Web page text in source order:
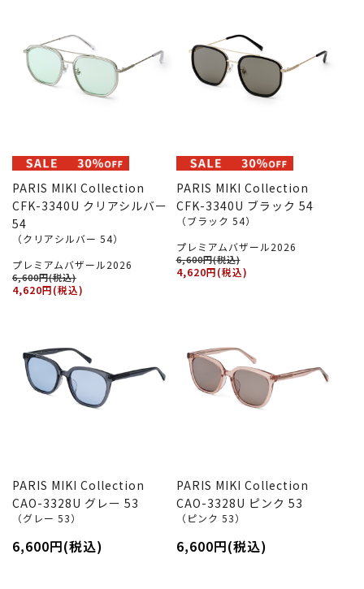
PARIS MIKI Collection
CFK-3340U クリアシルバー
54
（クリアシルバー 54）
プレミアムバザール2026
6,600円(税込)
4,620円(税込)
PARIS MIKI Collection
CFK-3340U ブラック 54
（ブラック 54）
プレミアムバザール2026
6,600円(税込)
4,620円(税込)
PARIS MIKI Collection
CAO-3328U グレー 53
（グレー 53）
6,600円(税込)
PARIS MIKI Collection
CAO-3328U ピンク 53
（ピンク 53）
6,600円(税込)